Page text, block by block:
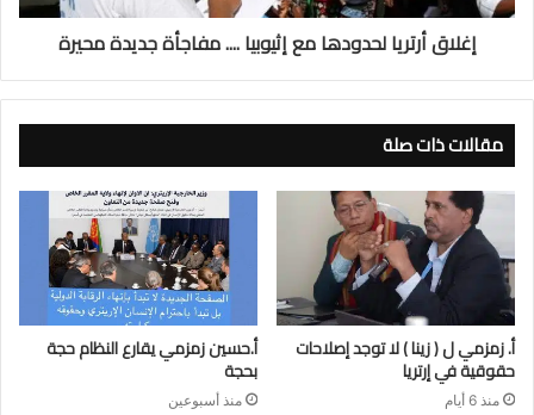
إغلاق أرتريا لحدودها مع إثيوبيا .... مفاجأة جديدة محيرة
مقالات ذات صلة
أ. زمزمي ل ( زينا ) لا توجد إصلاحات
حقوقية في إرتريا
منذ 6 أيام
أ.حسين زمزمي يقارع النظام حجة
بحجة
منذ أسبوعين